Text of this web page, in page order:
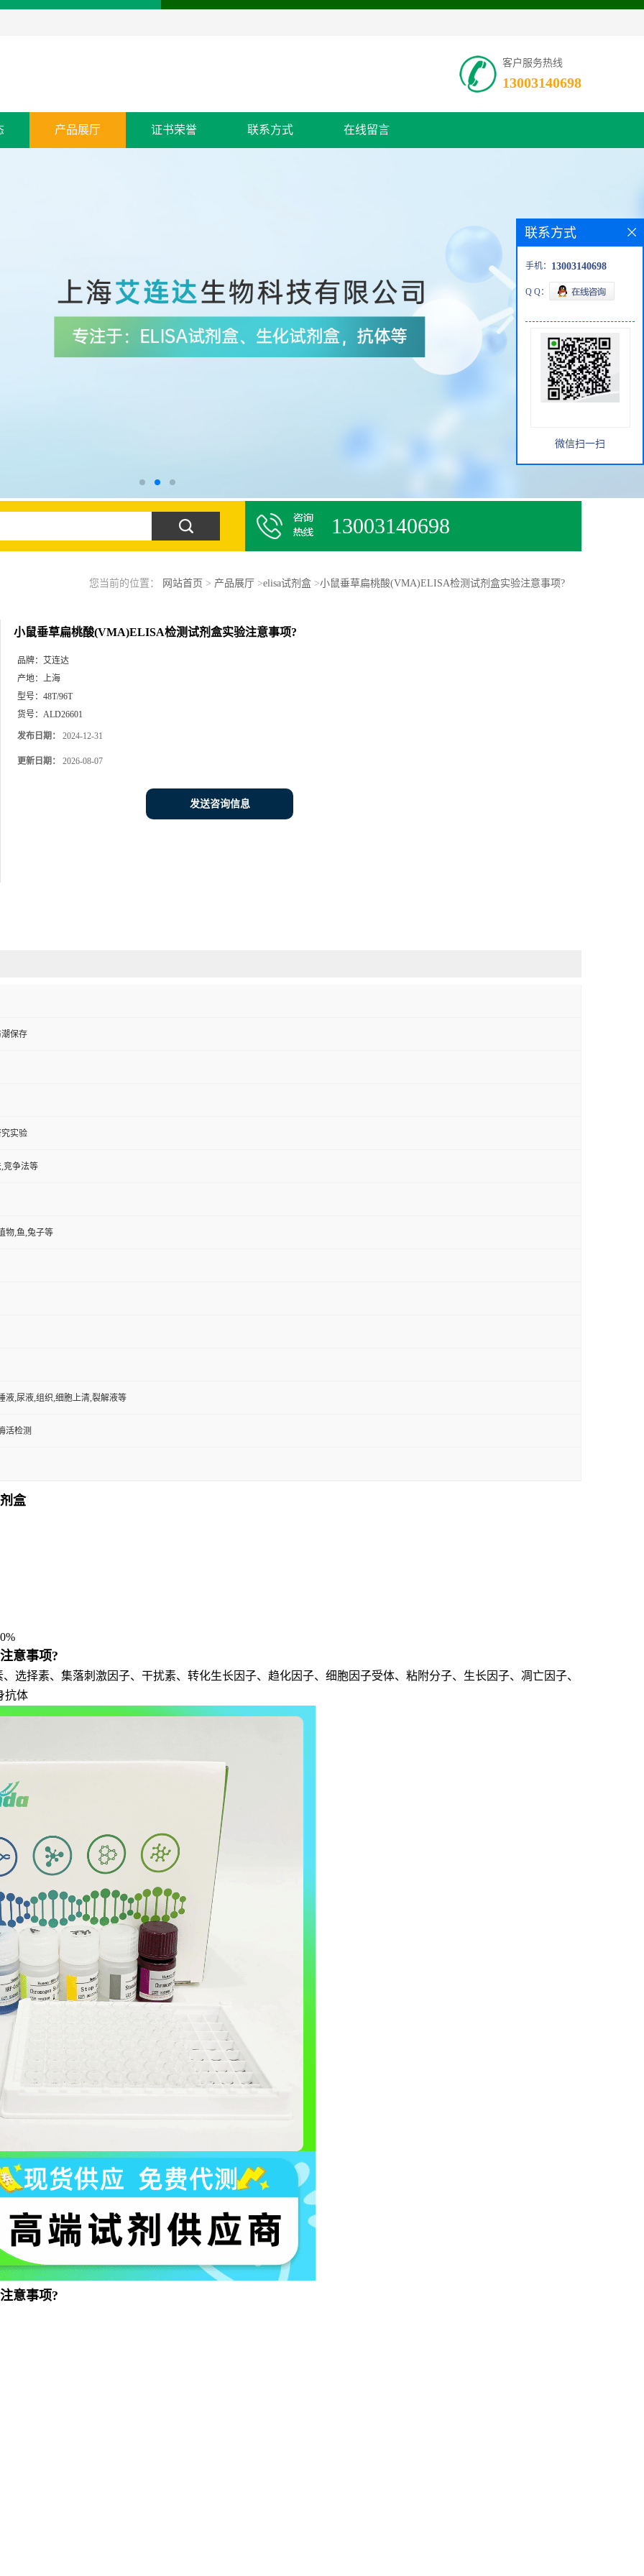
客户服务热线
13003140698
产品展厅 证书荣誉 联系方式 在线留言
13003140698
您当前的位置： 网站首页 > 产品展厅 >elisa试剂盒>小鼠垂草扁桃酸(VMA)ELISA检测试剂盒实验注意事项?
小鼠垂草扁桃酸(VMA)ELISA检测试剂盒实验注意事项?
品牌： 艾连达
产地： 上海
型号： 48T/96T
货号： ALD26601
发布日期： 2024-12-31
更新日期： 2026-08-07
发送咨询信息
保存
实验
竞争法等
物,鱼,兔子等
液,尿液,组织,细胞上清,裂解液等
活检测
盒
意事项?
选择素、集落刺激因子、干扰素、转化生长因子、趋化因子、细胞因子受体、粘附分子、生长因子、凋亡因子、
抗体
意事项?
联系方式
手机： 13003140698
Q Q：
微信扫一扫